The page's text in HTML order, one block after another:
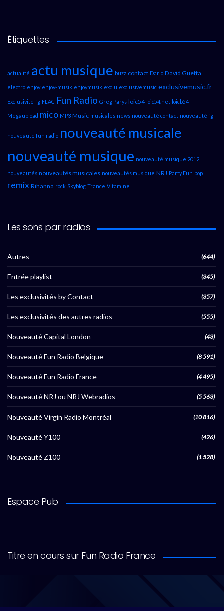
Étiquettes
actualité actu musique buzz contact Dario David Guetta
electro enjoy enjoy-musik enjoymusik exclu exclusivemusic exclusivemusic.fr
Exclusivité fg FLAC Fun Radio Greg Parys loic54 loic54.net loicb54
Megaupload mico MP3 Music musicales news nouveauté contact nouveauté fg
nouveauté fun radio nouveauté musicale
nouveauté musique nouveauté musique 2012
nouveautés nouveautés musicales nouveautés musique NRJ Party Fun pop
remix Rihanna rock Skyblog Trance Vitamine
Les sons par radios
Autres (644)
Entrée playlist (345)
Les exclusivités by Contact (357)
Les exclusivités des autres radios (555)
Nouveauté Capital London (43)
Nouveauté Fun Radio Belgique (8 591)
Nouveauté Fun Radio France (4 495)
Nouveauté NRJ ou NRJ Webradios (5 563)
Nouveauté Virgin Radio Montréal (10 816)
Nouveauté Y100 (426)
Nouveauté Z100 (1 528)
Espace Pub
Titre en cours sur Fun Radio France